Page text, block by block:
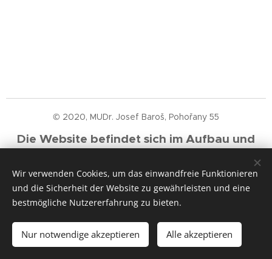
© 2020, MUDr. Josef Baroš, Pohořany 55
Die Website befindet sich im Aufbau und
wird schrittweise mit neuen Erkenntnissen
aktualisiert.
Cookies
Sprachen
Čeština
Deutsch
Wir verwenden Cookies, um das einwandfreie Funktionieren
und die Sicherheit der Website zu gewährleisten und eine
bestmögliche Nutzererfahrung zu bieten.
Nur notwendige akzeptieren Alle akzeptieren